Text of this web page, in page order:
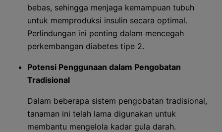
bebas, sehingga menjaga kemampuan tubuh
untuk memproduksi insulin secara optimal.
Perlindungan ini penting dalam mencegah
perkembangan diabetes tipe 2.
Potensi Penggunaan dalam Pengobatan
Tradisional
Dalam beberapa sistem pengobatan tradisional,
tanaman ini telah lama digunakan untuk
membantu mengelola kadar gula darah.